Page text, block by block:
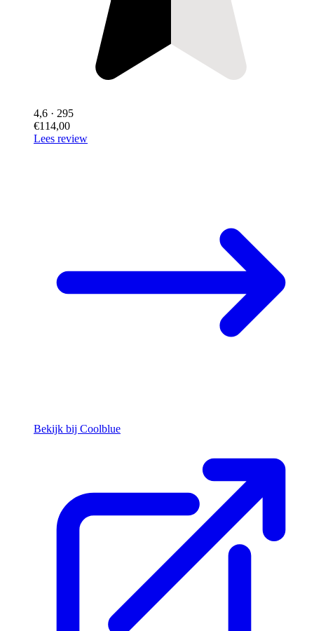
4,6 · 295
€114,00
Lees review
Bekijk bij Coolblue